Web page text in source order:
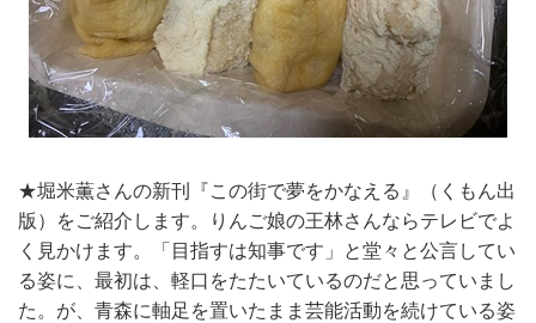
★堀米薫さんの新刊『この街で夢をかなえる』（くもん出
版）をご紹介します。りんご娘の王林さんならテレビでよ
く見かけます。「目指すは知事です」と堂々と公言してい
る姿に、最初は、軽口をたたいているのだと思っていまし
た。が、青森に軸足を置いたまま芸能活動を続けている姿